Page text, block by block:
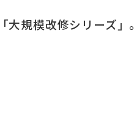
規模改修シリーズ」。